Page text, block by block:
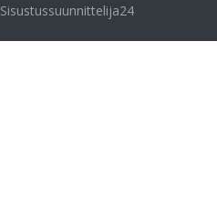
Sisustussuunnittelija24